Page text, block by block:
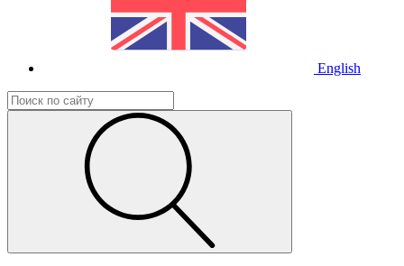
English